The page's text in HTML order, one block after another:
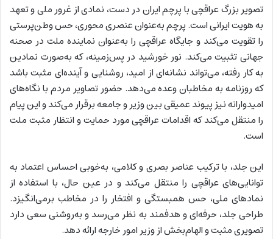
تصویر بزرگ عراقچی با پرچم ایران در دست، نمادی از غرور ملی و تعهد
به هویت ایرانی است. پرچم به‌عنوان عنصری محوری، حس وطن‌پرستی
را تقویت می‌کند و جایگاه عراقچی را به‌عنوان نماینده ملت در صحنه
جهانی تثبیت می‌کند. نور خورشید در پس‌زمینه، که به‌صورت نمادین
به کار رفته، می‌تواند نشانه‌ای از امید، روشنایی و آینده‌ای مثبت باشد
که روزنامه به مخاطبان وعده می‌دهد. حضور تصاویر مردم با نگاه‌های
امیدوارانه نیز پیوند عمیقی بین وزیر و جامعه برقرار می‌کند و این پیام
را منتقل می‌کند که اقدامات عراقچی مورد حمایت و انتظار مثبت ملت
است.
این جلد، با ترکیب عناصر بصری و کلامی، به‌خوبی احساس اعتماد به
توانایی‌های عراقچی را منتقل می‌کند و در عین حال، با استفاده از
نمادهای ملی، حس همبستگی و افتخار را در مخاطب برمی‌انگیزد.
طراحی جلد، حرفه‌ای و هدفمند به نظر می‌رسد و به‌روشنی سعی دارد
تصویری مثبت و الهام‌بخش از وزیر امور خارجه ارائه دهد.